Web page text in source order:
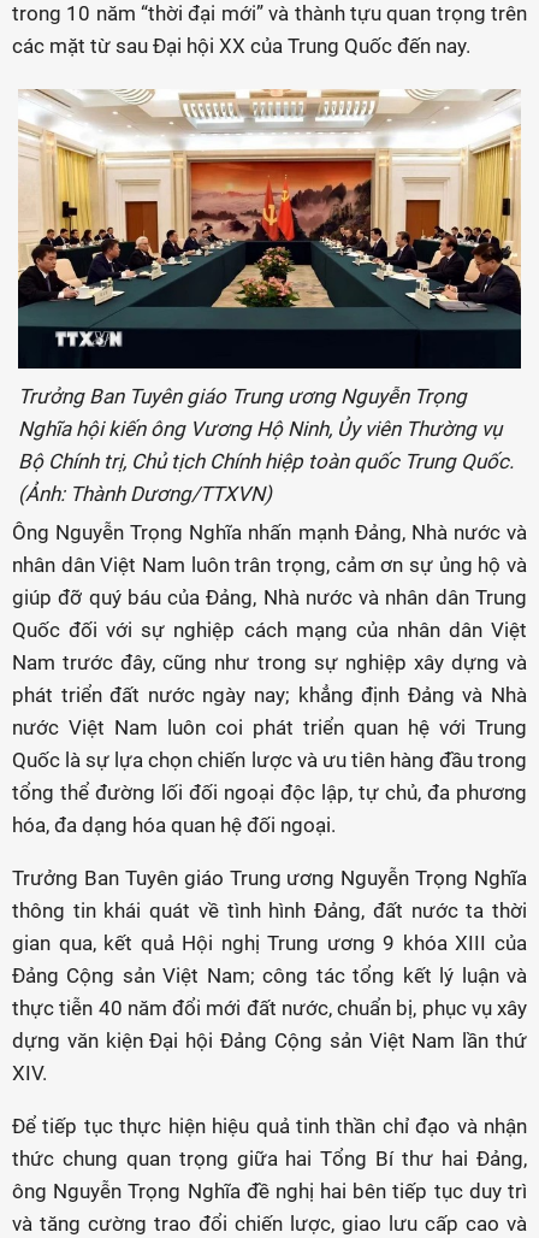
trong 10 năm “thời đại mới” và thành tựu quan trọng trên
các mặt từ sau Đại hội XX của Trung Quốc đến nay.
Trưởng Ban Tuyên giáo Trung ương Nguyễn Trọng
Nghĩa hội kiến ông Vương Hộ Ninh, Ủy viên Thường vụ
Bộ Chính trị, Chủ tịch Chính hiệp toàn quốc Trung Quốc.
(Ảnh: Thành Dương/TTXVN)
Ông Nguyễn Trọng Nghĩa nhấn mạnh Đảng, Nhà nước và
nhân dân Việt Nam luôn trân trọng, cảm ơn sự ủng hộ và
giúp đỡ quý báu của Đảng, Nhà nước và nhân dân Trung
Quốc đối với sự nghiệp cách mạng của nhân dân Việt
Nam trước đây, cũng như trong sự nghiệp xây dựng và
phát triển đất nước ngày nay; khẳng định Đảng và Nhà
nước Việt Nam luôn coi phát triển quan hệ với Trung
Quốc là sự lựa chọn chiến lược và ưu tiên hàng đầu trong
tổng thể đường lối đối ngoại độc lập, tự chủ, đa phương
hóa, đa dạng hóa quan hệ đối ngoại.
Trưởng Ban Tuyên giáo Trung ương Nguyễn Trọng Nghĩa
thông tin khái quát về tình hình Đảng, đất nước ta thời
gian qua, kết quả Hội nghị Trung ương 9 khóa XIII của
Đảng Cộng sản Việt Nam; công tác tổng kết lý luận và
thực tiễn 40 năm đổi mới đất nước, chuẩn bị, phục vụ xây
dựng văn kiện Đại hội Đảng Cộng sản Việt Nam lần thứ
XIV.
Để tiếp tục thực hiện hiệu quả tinh thần chỉ đạo và nhận
thức chung quan trọng giữa hai Tổng Bí thư hai Đảng,
ông Nguyễn Trọng Nghĩa đề nghị hai bên tiếp tục duy trì
và tăng cường trao đổi chiến lược, giao lưu cấp cao và